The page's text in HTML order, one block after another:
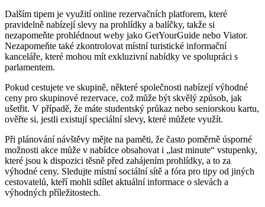
Dalším tipem je využití online rezervačních platforem, které
pravidelně nabízejí slevy na prohlídky a balíčky, takže si
nezapomeňte prohlédnout weby jako GetYourGuide nebo Viator.
Nezapomeňte také zkontrolovat místní turistické informační
kanceláře, které mohou mít exkluzivní nabídky ve spolupráci s
parlamentem.
Pokud cestujete ve skupině, některé společnosti nabízejí výhodné
ceny pro skupinové rezervace, což může být skvělý způsob, jak
ušetřit. V případě, že máte studentský průkaz nebo seniorskou kartu,
ověřte si, jestli existují speciální slevy, které můžete využít.
Při plánování návštěvy mějte na paměti, že často poměrně úsporné
možnosti akce může v nabídce obsahovat i „last minute“ vstupenky,
které jsou k dispozici těsně před zahájením prohlídky, a to za
výhodné ceny. Sledujte místní sociální sítě a fóra pro tipy od jiných
cestovatelů, kteří mohli sdílet aktuální informace o slevách a
výhodných příležitostech.